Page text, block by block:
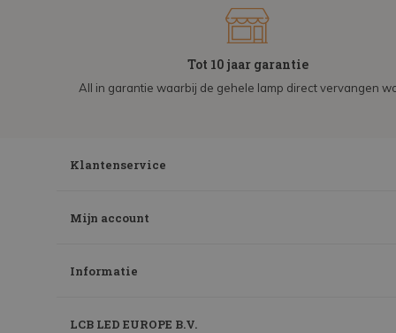
Tot 10 jaar garantie
All in garantie waarbij de gehele lamp direct vervangen
Klantenservice
Mijn account
Informatie
LCB LED EUROPE B.V.